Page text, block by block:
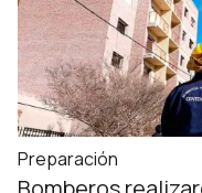
Preparación